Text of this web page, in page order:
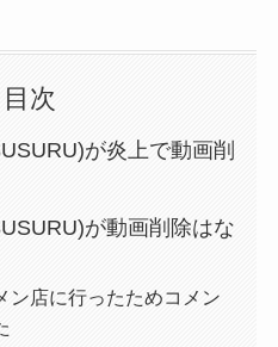
目次
が炎上で動画削
が動画削除はな
ン店に行ったためコメン